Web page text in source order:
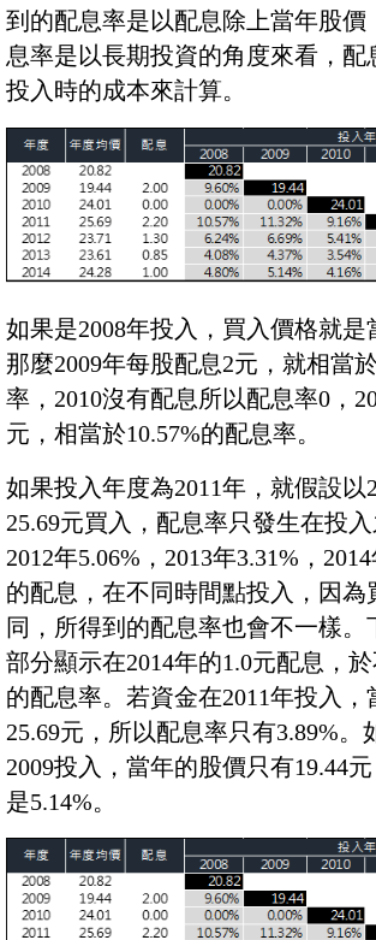
到的配息率是以配息除上當年股價
息率是以長期投資的角度來看，配
投入時的成本來計算。
如果是2008年投入，買入價格就是
那麼2009年每股配息2元，就相當
率，2010沒有配息所以配息率0，
元，相當於10.57%的配息率。
如果投入年度為2011年，就假設以
25.69元買入，配息率只發生在投入
2012年5.06%，2013年3.31%，
的配息，在不同時間點投入，因為
同，所得到的配息率也會不一樣。
部分顯示在2014年的1.0元配息，
的配息率。若資金在2011年投入，
25.69元，所以配息率只有3.89%。
2009投入，當年的股價只有19.44
是5.14%。